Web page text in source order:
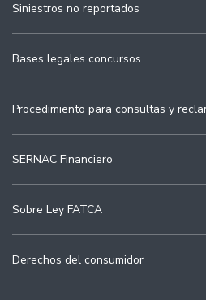
Siniestros no reportados
Bases legales concursos
Procedimiento para consultas y
SERNAC Financiero
Sobre Ley FATCA
Derechos del consumidor